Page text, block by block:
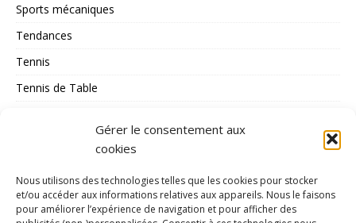
Gérer le consentement aux
cookies
Nous utilisons des technologies telles que les cookies pour stocker
et/ou accéder aux informations relatives aux appareils. Nous le faisons
pour améliorer l’expérience de navigation et pour afficher des
Sports mécaniques
Tendances
Tennis
Tennis de Table
volley_ball
water-polo